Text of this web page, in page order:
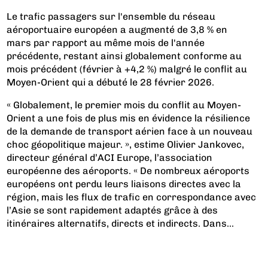
Le trafic passagers sur l'ensemble du réseau
aéroportuaire européen a augmenté de 3,8 % en
mars par rapport au même mois de l'année
précédente, restant ainsi globalement conforme au
mois précédent (février à +4,2 %) malgré le conflit au
Moyen-Orient qui a débuté le 28 février 2026.
« Globalement, le premier mois du conflit au Moyen-
Orient a une fois de plus mis en évidence la résilience
de la demande de transport aérien face à un nouveau
choc géopolitique majeur. », estime Olivier Jankovec,
directeur général d’ACI Europe, l’association
européenne des aéroports. « De nombreux aéroports
européens ont perdu leurs liaisons directes avec la
région, mais les flux de trafic en correspondance avec
l’Asie se sont rapidement adaptés grâce à des
itinéraires alternatifs, directs et indirects. Dans...